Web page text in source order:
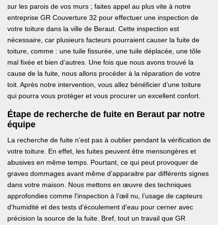
sur les parois de vos murs ; faites appel au plus vite à notre
entreprise GR Couverture 32 pour effectuer une inspection de
votre toiture dans la ville de Beraut. Cette inspection est
nécessaire, car plusieurs facteurs pourraient causer la fuite de
toiture, comme : une tuile fissurée, une tuile déplacée, une tôle
mal fixée et bien d’autres. Une fois que nous avons trouvé la
cause de la fuite, nous allons procéder à la réparation de votre
toit. Après notre intervention, vous allez bénéficier d’une toiture
qui pourra vous protéger et vous procurer un excellent confort.
Étape de recherche de fuite en Beraut par notre
équipe
La recherche de fuite n’est pas à oublier pendant la vérification de
votre toiture. En effet, les fuites peuvent être mensongères et
abusives en même temps. Pourtant, ce qui peut provoquer de
graves dommages avant même d’apparaitre par différents signes
dans votre maison. Nous mettons en œuvre des techniques
approfondies comme l'inspection à l’œil nu, l’usage de capteurs
d'humidité et des tests d'écoulement d'eau pour cerner avec
précision la source de la fuite. Bref, tout un travail que GR